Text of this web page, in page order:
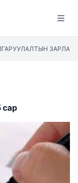
Open
ЗАРЛАЛ
сар